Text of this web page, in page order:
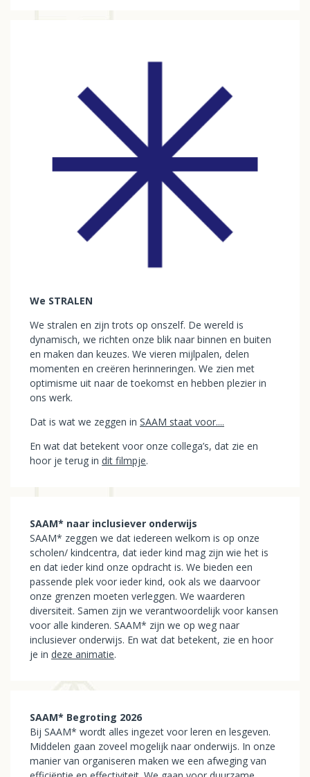
We STRALEN
We stralen en zijn trots op onszelf. De wereld is
dynamisch, we richten onze blik naar binnen en buiten
en maken dan keuzes. We vieren mijlpalen, delen
momenten en creëren herinneringen. We zien met
optimisme uit naar de toekomst en hebben plezier in
ons werk.
Dat is wat we zeggen in SAAM staat voor....
En wat dat betekent voor onze collega’s, dat zie en
hoor je terug in dit filmpje.
SAAM* naar inclusiever onderwijs
SAAM* zeggen we dat iedereen welkom is op onze
scholen/ kindcentra, dat ieder kind mag zijn wie het is
en dat ieder kind onze opdracht is. We bieden een
passende plek voor ieder kind, ook als we daarvoor
onze grenzen moeten verleggen. We waarderen
diversiteit. Samen zijn we verantwoordelijk voor kansen
voor alle kinderen. SAAM* zijn we op weg naar
inclusiever onderwijs. En wat dat betekent, zie en hoor
je in deze animatie.
SAAM* Begroting 2026
Bij SAAM* wordt alles ingezet voor leren en lesgeven.
Middelen gaan zoveel mogelijk naar onderwijs. In onze
manier van organiseren maken we een afweging van